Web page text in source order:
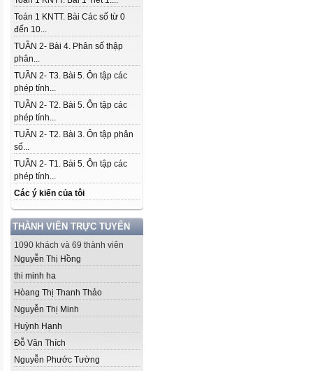
Toán 1 KNTT. Bài Các số từ 0
đến 10...
TUẦN 2- Bài 4. Phân số thập
phân...
TUẦN 2- T3. Bài 5. Ôn tập các
phép tính...
TUẦN 2- T2. Bài 5. Ôn tập các
phép tính...
TUẦN 2- T2. Bài 3. Ôn tập phân
số...
TUẦN 2- T1. Bài 5. Ôn tập các
phép tính...
Các ý kiến của tôi
THÀNH VIÊN TRỰC TUYẾN
1090 khách và 69 thành viên
Nguyễn Thị Hồng
thi minh ha
Hòang Thị Thanh Thảo
Nguyễn Thị Minh
Huỳnh Hạnh
Đỗ Văn Thích
Nguyễn Phước Tường